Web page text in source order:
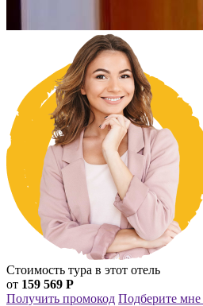
Стоимость тура в этот отель
от 159 569 Р
Получить промокод Подберите мне